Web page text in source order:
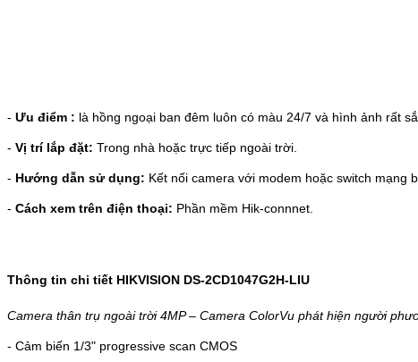
- Ưu điểm : là hồng ngoại ban đêm luôn có màu 24/7 và hình ảnh rất
- Vị trí lắp đặt: Trong nhà hoặc trực tiếp ngoài trời.
- Hướng dẫn sử dụng: Kết nối camera với modem hoặc switch mạng
- Cách xem trên điện thoại: Phần mềm Hik-connnet.
Thông tin chi tiết HIKVISION DS-2CD1047G2H-LIU
Camera thân trụ ngoài trời 4MP – Camera ColorVu phát hiện người
- Cảm biến 1/3" progressive scan CMOS